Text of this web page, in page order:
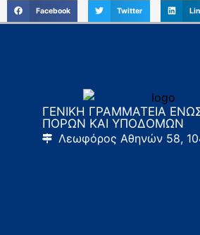
Facebook Twitter
ΓΕΝΙΚΗ ΓΡΑΜΜΑΤΕΙΑ
ΠΟΡΩΝ ΚΑΙ ΥΠΟΔΟΜΩΝ
Λεωφόρος Αθηνών 58,